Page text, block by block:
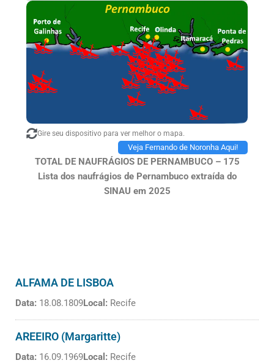
Gire seu dispositivo para ver melhor o mapa.
Veja Fernando de Noronha Aqui!
TOTAL DE NAUFRÁGIOS DE PERNAMBUCO – 175
Lista dos naufrágios de Pernambuco extraída do
SINAU em 2025
ALFAMA DE LISBOA
Data: 18.08.1809Local: Recife
AREEIRO (Margaritte)
Data: 16.09.1969Local: Recife